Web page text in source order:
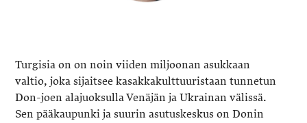
Turgisia on on noin viiden miljoonan asukkaan
valtio, joka sijaitsee kasakkakulttuuristaan tunnetun
Don-joen alajuoksulla Venäjän ja Ukrainan välissä.
Sen pääkaupunki ja suurin asutuskeskus on Donin